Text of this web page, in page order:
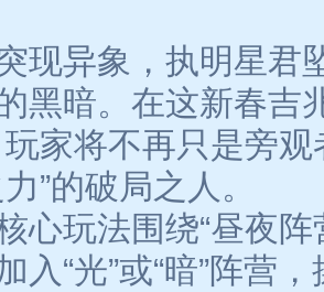
现异象，执明星君
黑暗。在这新春吉
玩家将不再只是旁
”的破局之人。
心玩法围绕“昼夜
入“光”或“暗”阵营